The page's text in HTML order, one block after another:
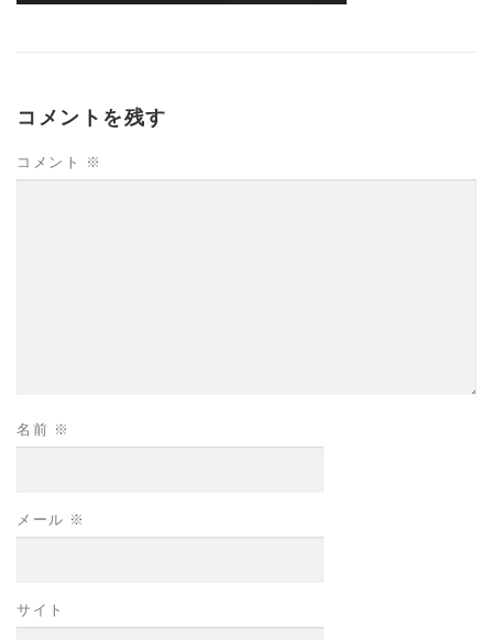
コメントを残す
コメント ※
名前 ※
メール ※
サイト